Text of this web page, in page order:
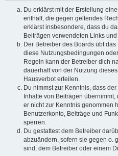
Du erklärst mit der Erstellung
enthält, die gegen geltendes
erklärst insbesondere, dass du
Beiträgen verwendeten Links
Der Betreiber des Boards übt
diese Nutzungsbedingungen
Regeln kann der Betreiber dich
dauerhaft von der Nutzung
Hausverbot erteilen.
Du nimmst zur Kenntnis, dass
Inhalte von Beiträgen
er nicht zur Kenntnis genommen
Benutzerkonto, Beiträge und
sperren.
Du gestattest dem Betreiber
abzuändern, sofern sie gegen o.
sind, dem Betreiber oder einem